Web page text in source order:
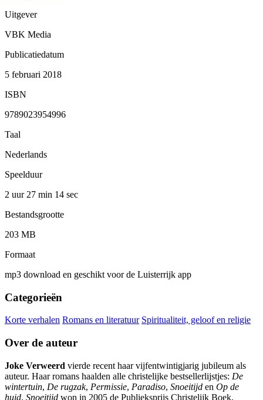
Uitgever
VBK Media
Publicatiedatum
5 februari 2018
ISBN
9789023954996
Taal
Nederlands
Speelduur
2 uur 27 min 14 sec
Bestandsgrootte
203 MB
Formaat
mp3 download en geschikt voor de Luisterrijk app
Categorieën
Korte verhalen Romans en literatuur Spiritualiteit, geloof en religie
Over de auteur
Joke Verweerd vierde recent haar vijfentwintigjarig jubileum als
auteur. Haar romans haalden alle christelijke bestsellerlijstjes: De
wintertuin, De rugzak, Permissie, Paradiso, Snoeitijd en Op de
huid. Snoeitijd won in 2005 de Publieksprijs Christelijk Boek.